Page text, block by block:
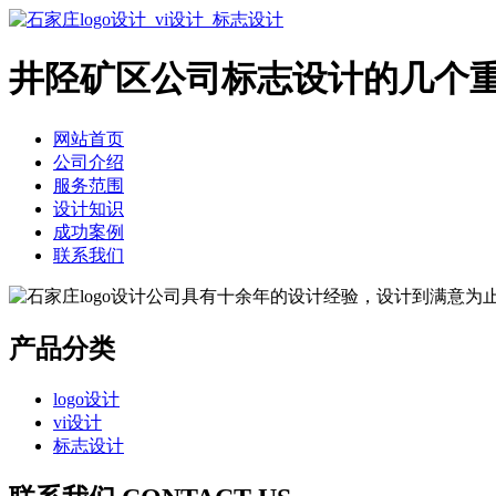
井陉矿区公司标志设计的几个
网站首页
公司介绍
服务范围
设计知识
成功案例
联系我们
产品分类
logo设计
vi设计
标志设计